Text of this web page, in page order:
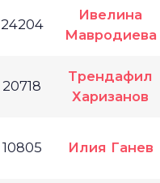
24204
Ивелина
Мавродиева
20718
Трендафил
Харизанов
10805 Илия Ганев